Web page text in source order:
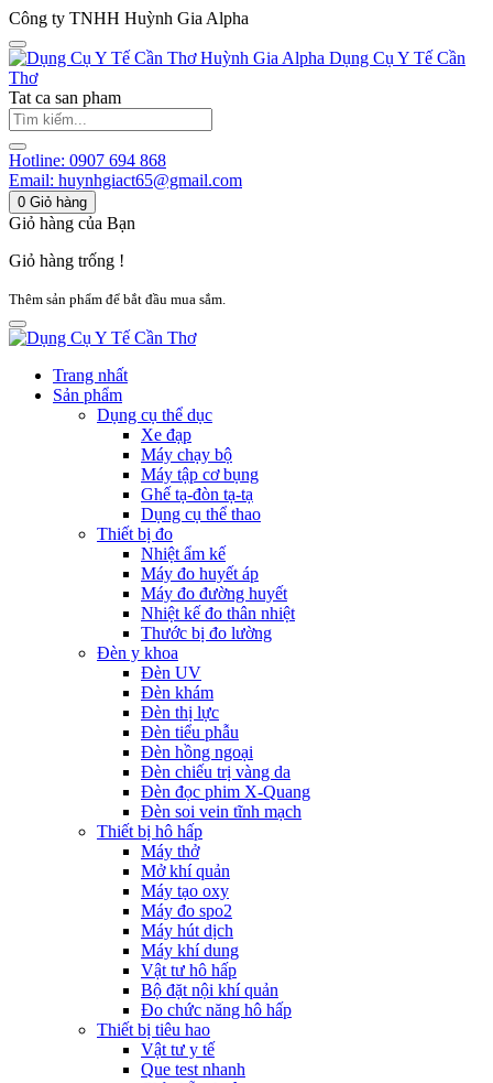
Công ty TNHH Huỳnh Gia Alpha
Huỳnh Gia Alpha Dụng Cụ Y Tế Cần
Thơ
Tat ca san pham
Hotline: 0907 694 868
Email: huynhgiact65@gmail.com
0 Giỏ hàng
Giỏ hàng của Bạn
Giỏ hàng trống !
Thêm sản phẩm để bắt đầu mua sắm.
Trang nhất
Sản phẩm
Dụng cụ thể dục
Xe đạp
Máy chạy bộ
Máy tập cơ bụng
Ghế tạ-đòn tạ-tạ
Dụng cụ thể thao
Thiết bị đo
Nhiệt ẩm kế
Máy đo huyết áp
Máy đo đường huyết
Nhiệt kế đo thân nhiệt
Thước bị đo lường
Đèn y khoa
Đèn UV
Đèn khám
Đèn thị lực
Đèn tiểu phẫu
Đèn hồng ngoại
Đèn chiếu trị vàng da
Đèn đọc phim X-Quang
Đèn soi vein tĩnh mạch
Thiết bị hô hấp
Máy thở
Mở khí quản
Máy tạo oxy
Máy đo spo2
Máy hút dịch
Máy khí dung
Vật tư hô hấp
Bộ đặt nội khí quản
Đo chức năng hô hấp
Thiết bị tiêu hao
Vật tư y tế
Que test nhanh